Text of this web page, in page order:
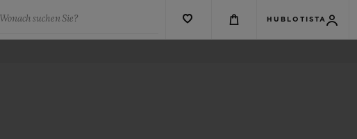
Wonach suchen Sie? HUBLOTISTA